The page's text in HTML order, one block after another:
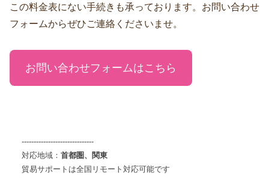
この料金表にない手続きも承っております。お問い合わせ
フォームからぜひご連絡くださいませ。
お問い合わせフォームはこちら
------------------------------
対応地域： 首都圏、関東
貿易サポートは全国リモート対応可能です